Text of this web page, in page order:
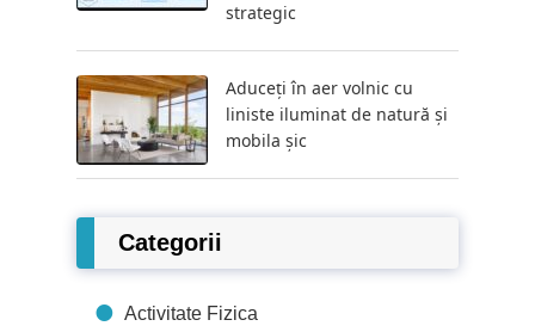
strategic
Aduceți în aer volnic cu
liniste iluminat de natură și
mobila șic
Categorii
Activitate Fizica